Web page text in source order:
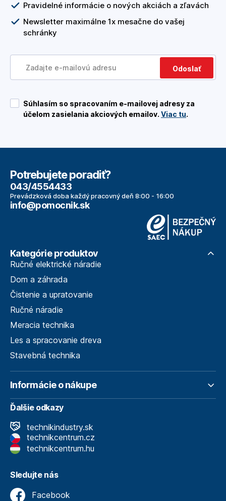
Pravidelné informácie o nových akciách a zľavách
Newsletter maximálne 1x mesačne do vašej
schránky
Odoslať
Súhlasím so spracovaním e-mailovej adresy za
účelom zasielania akciových emailov. Viac tu.
Potrebujete poradiť?
043/4554433
Prevádzková doba každý pracovný deň 8:00 - 16:00
info@pomocnik.sk
Kategórie produktov
Ručné elektrické náradie
Dom a záhrada
Čistenie a upratovanie
Ručné náradie
Meracia technika
Les a spracovanie dreva
Stavebná technika
Informácie o nákupe
Ďalšie odkazy
technikindustry.sk
technikcentrum.cz
technikcentrum.hu
Sledujte nás
Facebook